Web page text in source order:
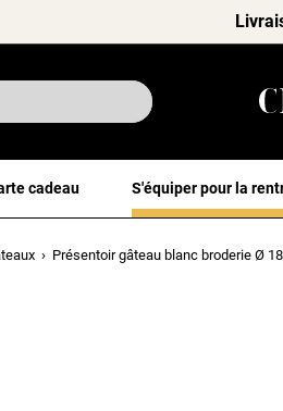
cadeau S'équiper pour la
Présentoir gâteau blanc broderie Ø